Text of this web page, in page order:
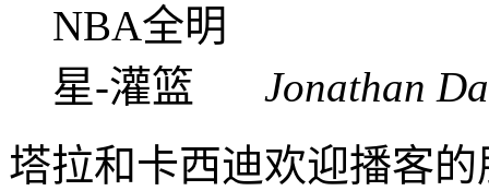
Jonathan
塔拉和卡西迪欢迎播客